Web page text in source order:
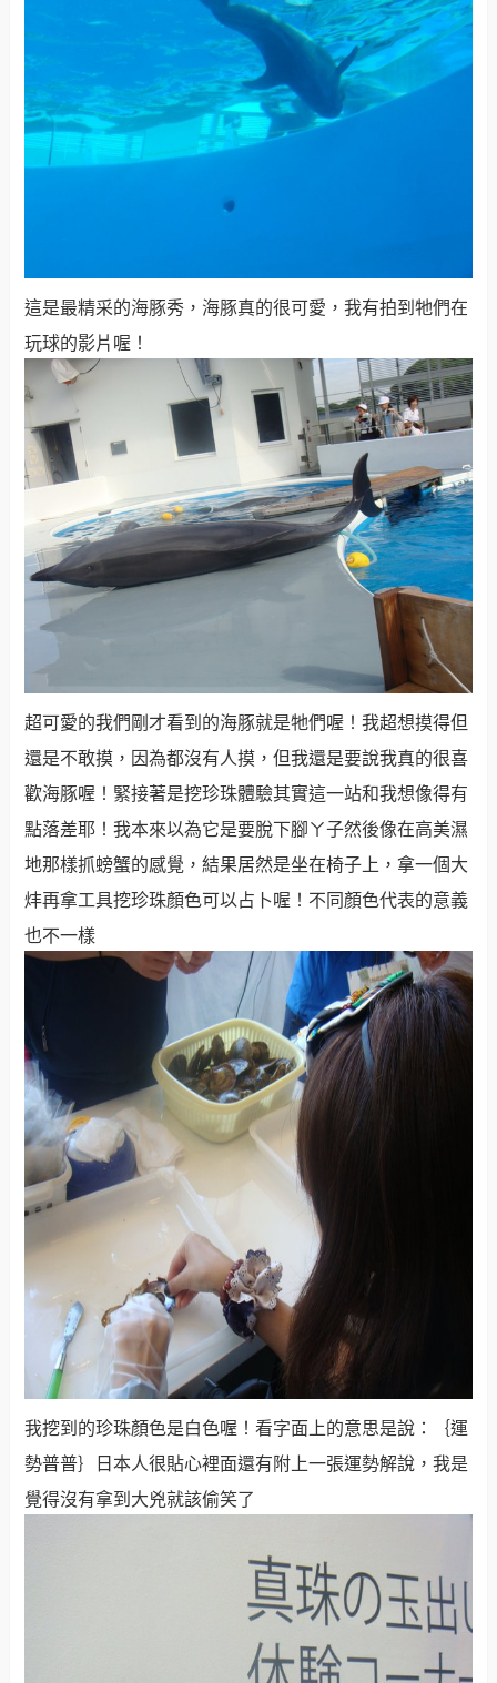
這是最精采的海豚秀，海豚真的很可愛，我有拍到牠們在
玩球的影片喔！
超可愛的我們剛才看到的海豚就是牠們喔！我超想摸得但
還是不敢摸，因為都沒有人摸，但我還是要說我真的很喜
歡海豚喔！緊接著是挖珍珠體驗其實這一站和我想像得有
點落差耶！我本來以為它是要脫下腳ㄚ子然後像在高美濕
地那樣抓螃蟹的感覺，結果居然是坐在椅子上，拿一個大
炐再拿工具挖珍珠顏色可以占卜喔！不同顏色代表的意義
也不一樣
我挖到的珍珠顏色是白色喔！看字面上的意思是說：｛運
勢普普｝日本人很貼心裡面還有附上一張運勢解說，我是
覺得沒有拿到大兇就該偷笑了